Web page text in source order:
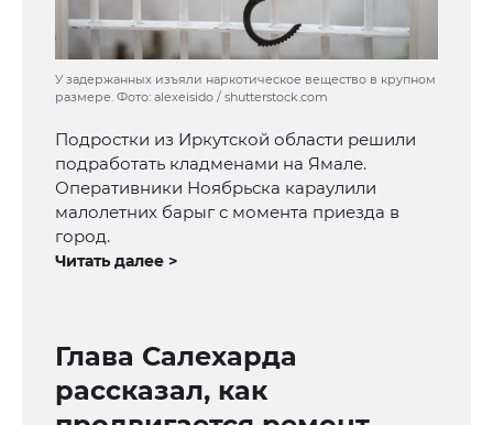
У задержанных изъяли наркотическое вещество в крупном
размере. Фото: alexeisido / shutterstock.com
Подростки из Иркутской области решили
подработать кладменами на Ямале.
Оперативники Ноябрьска караулили
малолетних барыг с момента приезда в
город.
Читать далее >
Глава Салехарда
рассказал, как